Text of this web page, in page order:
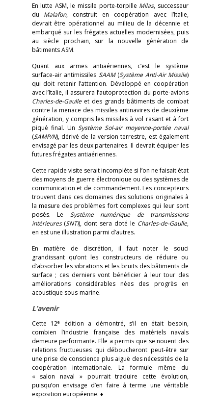
En lutte ASM, le missile porte-torpille Milas, successeur
du Malafon, construit en coopération avec l’Italie,
devrait être opérationnel au milieu de la décennie et
embarqué sur les frégates actuelles modernisées, puis
au siècle prochain, sur la nouvelle génération de
bâtiments ASM.
Quant aux armes antiaériennes, c’est le système
surface-air antimissiles SAAM (Système Anti-Air Missile)
qui doit retenir l’attention. Développé en coopération
avec l’Italie, il assurera l’autoprotection du porte-avions
Charles-de-Gaulle et des grands bâtiments de combat
contre la menace des missiles antinavires de deuxième
génération, y compris les missiles à vol rasant et à fort
piqué final. Un Système Sol-air moyenne-portée naval
(SAMP/N), dérivé de la version terrestre, est également
envisagé par les deux partenaires. Il devrait équiper les
futures frégates antiaériennes.
Cette rapide visite serait incomplète si l’on ne faisait état
des moyens de guerre électronique ou des systèmes de
communication et de commandement. Les concepteurs
trouvent dans ces domaines des solutions originales à
la mesure des problèmes fort complexes qui leur sont
posés. Le Système numérique de transmissions
intérieures(SNTI), dont sera doté le Charles-de-Gaulle,
en est une illustration parmi d’autres.
En matière de discrétion, il faut noter le souci
grandissant qu’ont les constructeurs de réduire ou
d’absorber les vibrations et les bruits des bâtiments de
surface ; ces derniers vont bénéficier à leur tour des
améliorations considérables nées des progrès en
acoustique sous-marine.
L’avenir
Cette 12e
édition a démontré, s’il en était besoin,
combien l’industrie française des matériels navals
demeure performante. Elle a permis que se nouent des
relations fructueuses qui déboucheront peut-être sur
une prise de conscience plus aiguë des nécessités de la
coopération internationale. La formule même du
« salon naval » pourrait traduire cette évolution,
puisqu’on envisage d’en faire à terme une véritable
exposition européenne. ♦